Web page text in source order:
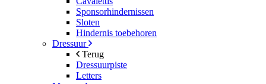
Sponsorhindernissen
Sloten
Hindernis toebehoren
Dressuur
Terug
Dressuurpiste
Letters